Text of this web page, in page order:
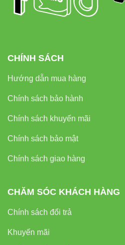
CHÍNH SÁCH
Hướng dẫn mua hàng
Chính sách bảo hành
Chính sách khuyến mãi
Chính sách bảo mật
Chính sách giao hàng
CHĂM SÓC KHÁCH HÀNG
Chính sách đổi trả
Khuyến mãi